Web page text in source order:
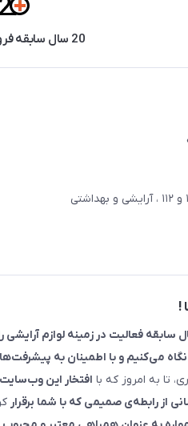
20 سال سابقه فروش حضوری
کرمانشاه ، بلوار نوبهار ، بین کوی ۱۱۰ و ۱۱۲ ، آرایشی و بهداشتی
!
می‌کنیم و با اطمینان به
تا به امروز که با افتخار این
از رابطه‌ی صمیمی که با شما برقرار